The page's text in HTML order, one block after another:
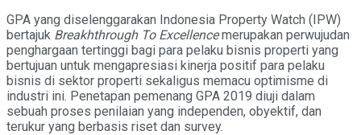
GPA yang diselenggarakan Indonesia Property Watch (IPW)
bertajuk Breakhthrough To Excellencemerupakan perwujudan
penghargaan tertinggi bagi para pelaku bisnis properti yang
bertujuan untuk mengapresiasi kinerja positif para pelaku
bisnis di sektor properti sekaligus memacu optimisme di
industri ini. Penetapan pemenang GPA 2019 diuji dalam
sebuah proses penilaian yang independen, obyektif, dan
terukur yang berbasis riset dan survey.